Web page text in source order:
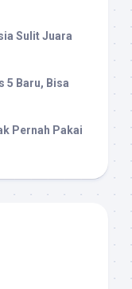
Sulit Juara
5 Baru, Bisa
Pernah Pakai